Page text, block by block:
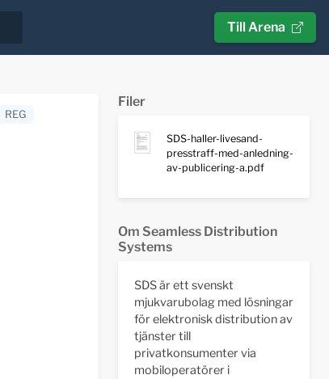
Till Arena
REG
Filer
SDS-haller-livesand-
presstraff-med-anledning-
av-publicering-a.pdf
Om Seamless Distribution
Systems
SDS är ett svenskt
mjukvarubolag med lösningar
för elektronisk distribution av
tjänster till
privatkonsumenter via
mobiloperatörer i